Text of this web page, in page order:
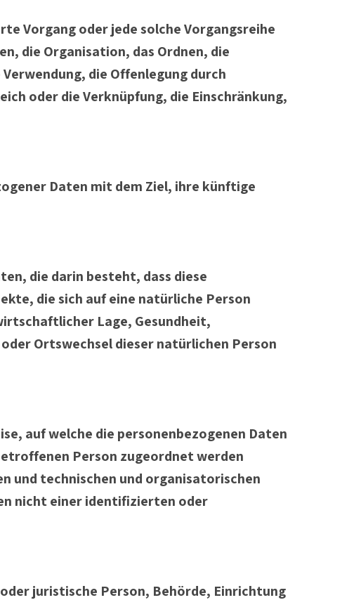
Vorgang oder jede solche Vorgangsreihe
die Organisation, das Ordnen, die
die Offenlegung durch
oder die Verknüpfung, die Einschränkung,
Daten mit dem Ziel, ihre künftige
die darin besteht, dass diese
die sich auf eine natürliche Person
Lage, Gesundheit,
Ortswechsel dieser natürlichen Person
auf welche die personenbezogenen Daten
Person zugeordnet werden
und technischen und organisatorischen
nicht einer identifizierten oder
juristische Person, Behörde, Einrichtung